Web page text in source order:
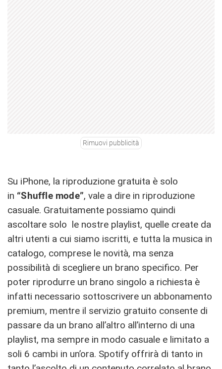
Rimuovi pubblicità
Su iPhone, la riproduzione gratuita è solo
in “Shuffle mode”, vale a dire in riproduzione
casuale. Gratuitamente possiamo quindi
ascoltare solo le nostre playlist, quelle create da
altri utenti a cui siamo iscritti, e tutta la musica in
catalogo, comprese le novità, ma senza
possibilità di scegliere un brano specifico. Per
poter riprodurre un brano singolo a richiesta è
infatti necessario sottoscrivere un abbonamento
premium, mentre il servizio gratuito consente di
passare da un brano all’altro all’interno di una
playlist, ma sempre in modo casuale e limitato a
soli 6 cambi in un’ora. Spotify offrirà di tanto in